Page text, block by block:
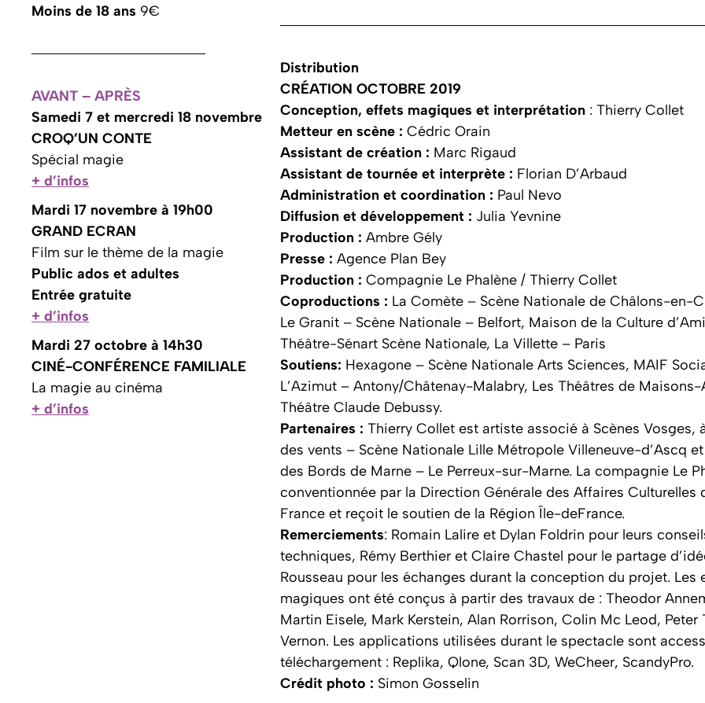
Moins de 18 ans 9€
AVANT – APRÈS
Samedi 7 et mercredi 18 novembre
CROQ’UN CONTE
Spécial magie
+ d’infos
Mardi 17 novembre à 19h00
GRAND ECRAN
Film sur le thème de la magie
Public ados et adultes
Entrée gratuite
+ d’infos
Mardi 27 octobre à 14h30
CINÉ-CONFÉRENCE FAMILIALE
La magie au cinéma
+ d’infos
Distribution
CRÉATION OCTOBRE 2019
Conception, effets magiques et interprétation : Thierry Collet
Metteur en scène : Cédric Orain
Assistant de création : Marc Rigaud
Assistant de tournée et interprète : Florian D’Arbaud
Administration et coordination : Paul Nevo
Diffusion et développement : Julia Yevnine
Production : Ambre Gély
Presse : Agence Plan Bey
Production : Compagnie Le Phalène / Thierry Collet
Coproductions : La Comète – Scène Nationale de Châlons-en-
Le Granit – Scène Nationale – Belfort, Maison de la Culture
Théâtre-Sénart Scène Nationale, La Villette – Paris
Soutiens: Hexagone – Scène Nationale Arts Sciences, MAIF
L’Azimut – Antony/Châtenay-Malabry, Les Théâtres de
Théâtre Claude Debussy.
Partenaires : Thierry Collet est artiste associé à Scènes Vosges,
des vents – Scène Nationale Lille Métropole Villeneuve-d’Ascq
des Bords de Marne – Le Perreux-sur-Marne. La compagnie Le
conventionnée par la Direction Générale des Affaires Culturelles
France et reçoit le soutien de la Région Île-deFrance.
Remerciements: Romain Lalire et Dylan Foldrin pour leurs
techniques, Rémy Berthier et Claire Chastel pour le partage
Rousseau pour les échanges durant la conception du projet. Les
magiques ont été conçus à partir des travaux de : Theodor
Martin Eisele, Mark Kerstein, Alan Rorrison, Colin Mc Leod, Peter
Vernon. Les applications utilisées durant le spectacle sont
téléchargement : Replika, Qlone, Scan 3D, WeCheer, ScandyPro.
Crédit photo : Simon Gosselin